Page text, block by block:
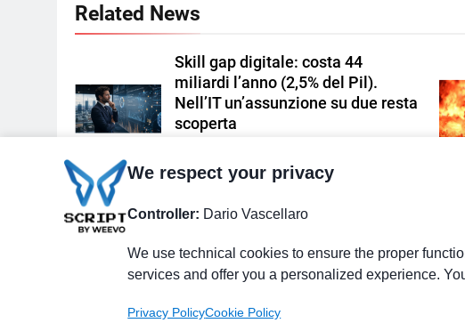
Related News
Skill gap digitale: costa 44
miliardi l’anno (2,5% del Pil).
Nell’IT un’assunzione su due resta
scoperta
l’Analisi Semestrale sul Mercato
Redazione
We respect your privacy
Controller: Dario Vascellaro
We use technical cookies to ensure the proper
services and offer you a personalized experience.
Privacy PolicyCookie Policy